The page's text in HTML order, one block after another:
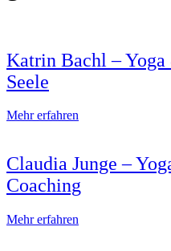
Katrin Bachl –
Seele
Mehr erfahren
Claudia Junge –
Coaching
Mehr erfahren